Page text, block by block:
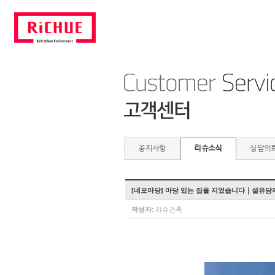
공지사항 리슈소식 상담의
[네모마당] 마당 있는 집을 지었습니다｜설유담
작성자: 리슈건축